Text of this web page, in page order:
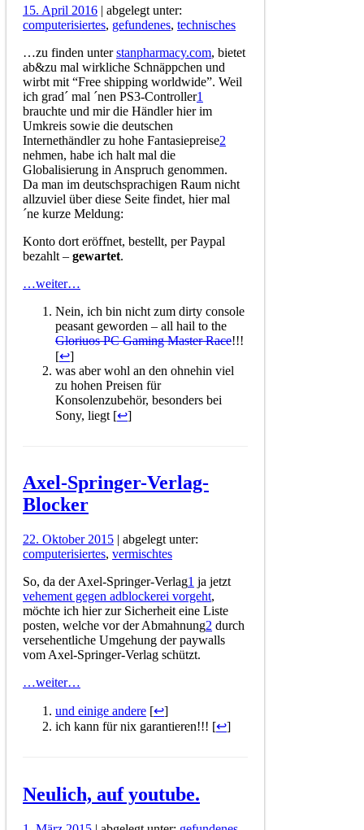
15. April 2016 | abgelegt unter:
computerisiertes, gefundenes, technisches
…zu finden unterstanpharmacy.com, bietet
ab&zu mal wirkliche Schnäppchen und
wirbt mit “Free shipping worldwide”. Weil
ich grad´ mal ´nen PS3-Controller1
brauchte und mir die Händler hier im
Umkreis sowie die deutschen
Internethändler zu hohe Fantasiepreise2
nehmen, habe ich halt mal die
Globalisierung in Anspruch genommen.
Da man im deutschsprachigen Raum nicht
allzuviel über diese Seite findet, hier mal
´ne kurze Meldung:
Konto dort eröffnet, bestellt, per Paypal
bezahlt – gewartet.
…weiter…
Nein, ich bin nicht zum dirty console
peasant geworden – all hail to the
Gloriuos PC Gaming Master Race!!!
[↩]
was aber wohl an den ohnehin viel
zu hohen Preisen für
Konsolenzubehör, besonders bei
Sony, liegt [↩]
Axel-Springer-Verlag-
Blocker
22. Oktober 2015 | abgelegt unter:
computerisiertes, vermischtes
So, da der Axel-Springer-Verlag1 ja jetzt
vehement gegen adblockerei vorgeht,
möchte ich hier zur Sicherheit eine Liste
posten, welche vor der Abmahnung2 durch
versehentliche Umgehung der paywalls
vom Axel-Springer-Verlag schützt.
…weiter…
und einige andere [↩]
ich kann für nix garantieren!!! [↩]
Neulich, auf youtube.